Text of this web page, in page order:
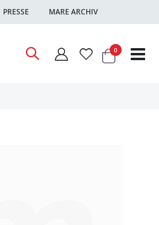
PRESSE MARE ARCHIV
Warenkorb
0Artikel